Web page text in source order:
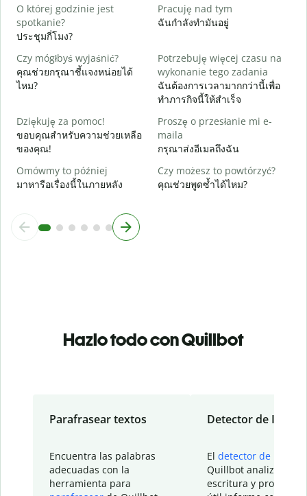
O której godzinie jest
spotkanie?
ประชุมกี่โมง?
Pracuję nad tym
ฉันกำลังทำมันอยู่
Czy mógłbyś wyjaśnić?
คุณช่วยกรุณาชี้แจงหน่อยได้
ไหม?
Potrzebuję więcej czasu na
wykonanie tego zadania
ฉันต้องการเวลามากกว่านี้เพื่อ
ทำภารกิจนี้ให้สำเร็จ
Dziękuję za pomoc!
ขอบคุณสำหรับความช่วยเหลือ
ของคุณ!
Proszę o przesłanie mi e-
maila
กรุณาส่งอีเมลถึงฉัน
Omówmy to później
มาหารือเรื่องนี้ในภายหลัง
Czy możesz to powtórzyć?
คุณช่วยพูดซ้ำได้ไหม?
Hazlo todo con Quillbot
Parafrasear textos
Encuentra las palabras
adecuadas con la
herramienta para
Detector de IA
El detector de IA
Quillbot analiza tu
escritura y